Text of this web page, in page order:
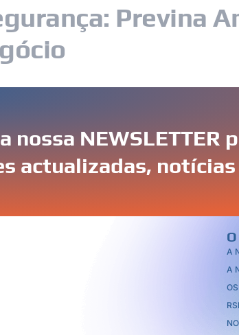
Previna
vez mais da tecnologia para operar, os
nossa NEWSLETTER
actualizadas,
A
A